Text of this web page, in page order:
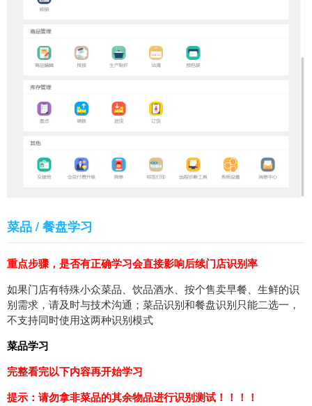
菜品 / 餐盘学习
重点步骤，是否有正确学习会直接影响后续门店识别率
如果门店有特殊小众菜品、饮品酒水、按个售卖早餐、生鲜的识
别需求，请及时与技术沟通；菜品识别和餐盘识别只能二选一，
不支持同时使用这两种识别模式
菜品学习
完整看完以下内容再开始学习
提示：请勿拿非菜品的其余物品进行识别测试！！！！